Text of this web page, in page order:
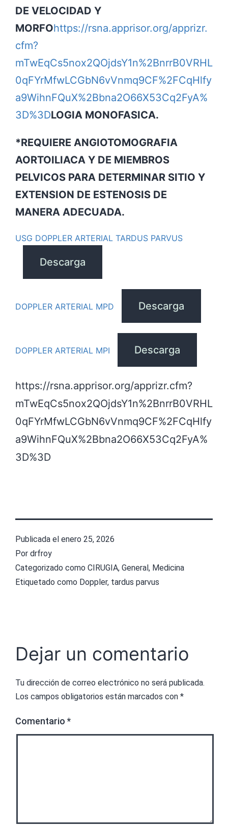
DE VELOCIDAD Y
MORFOhttps://rsna.apprisor.org/apprizr.
cfm?
mTwEqCs5nox2QOjdsY1n%2BnrrB0VRHL
0qFYrMfwLCGbN6vVnmq9CF%2FCqHlfy
a9WihnFQuX%2Bbna2O66X53Cq2FyA%
3D%3DLOGIA MONOFASICA.
*REQUIERE ANGIOTOMOGRAFIA
AORTOILIACA Y DE MIEMBROS
PELVICOS PARA DETERMINAR SITIO Y
EXTENSION DE ESTENOSIS DE
MANERA ADECUADA.
USG DOPPLER ARTERIAL TARDUS PARVUS
Descarga
DOPPLER ARTERIAL MPD Descarga
DOPPLER ARTERIAL MPI Descarga
https://rsna.apprisor.org/apprizr.cfm?
mTwEqCs5nox2QOjdsY1n%2BnrrB0VRHL
0qFYrMfwLCGbN6vVnmq9CF%2FCqHlfy
a9WihnFQuX%2Bbna2O66X53Cq2FyA%
3D%3D
Publicada el enero 25, 2026
Por drfroy
Categorizado como CIRUGIA, General , Medicina
Etiquetado como Doppler, tardus parvus
Dejar un comentario
Tu dirección de correo electrónico no será publicada.
Los campos obligatorios están marcados con *
Comentario *